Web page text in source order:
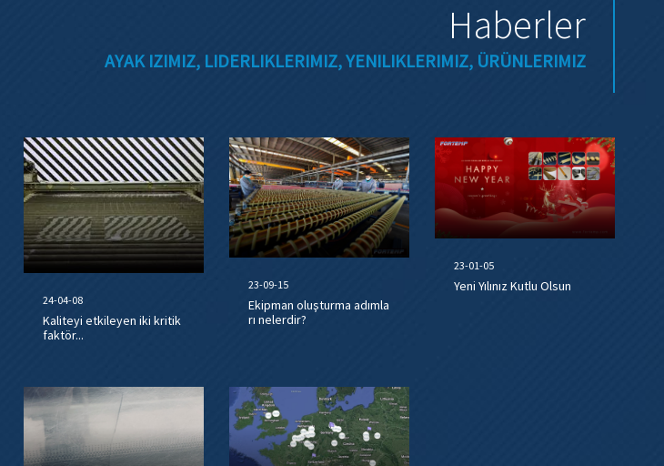
Haberler
AYAK IZIMIZ, LIDERLIKLERIMIZ, YENILIKLERIMIZ, ÜRÜNLERIMIZ
24-04-08
Kaliteyi etkileyen iki kritik
faktör...
23-09-15
Ekipman oluşturma adımla
rı nelerdir?
23-01-05
Yeni Yılınız Kutlu Olsun